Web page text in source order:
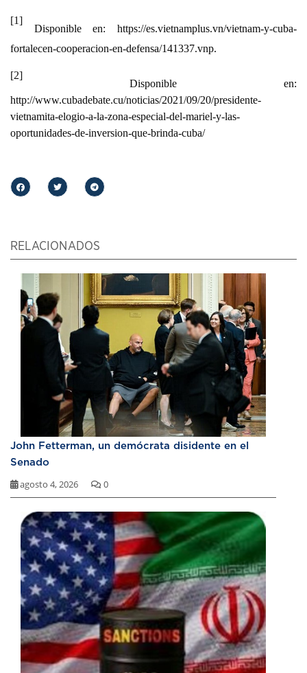
[1]
Disponible en: https://es.vietnamplus.vn/vietnam-y-cuba-
fortalecen-cooperacion-en-defensa/141337.vnp.
[2]
Disponible en:
http://www.cubadebate.cu/noticias/2021/09/20/presidente-
vietnamita-elogio-a-la-zona-especial-del-mariel-y-las-
oportunidades-de-inversion-que-brinda-cuba/
RELACIONADOS
John Fetterman, un demócrata disidente en el
Senado
agosto 4, 2026 0